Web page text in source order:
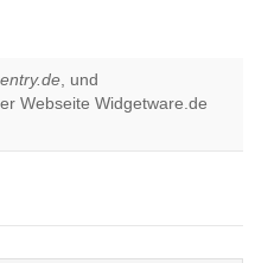
, und
Webseite Widgetware.de